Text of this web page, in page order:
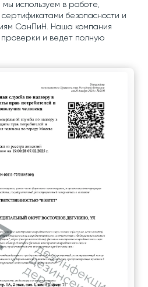
используем в работе,
безопасности и
СанПиН. Наша компания
и ведет полную